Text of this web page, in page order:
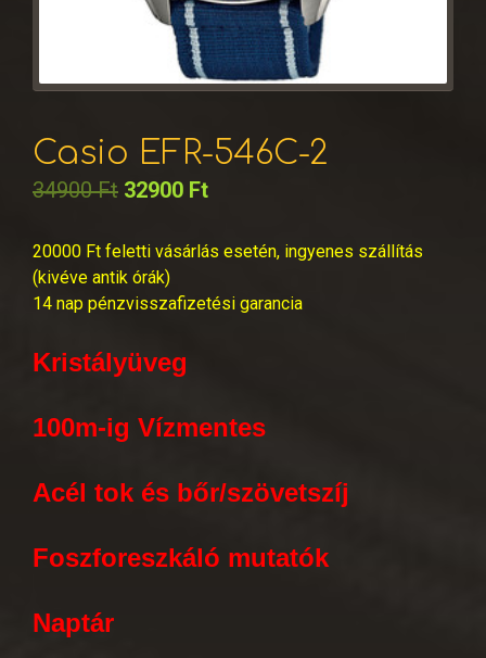
Casio EFR-546C-2
34900Ft 32900 Ft
20000 Ft feletti vásárlás esetén, ingyenes szállítás
(kivéve antik órák)
14 nap pénzvisszafizetési garancia
Kristályüveg
100m-ig Vízmentes
Acél tok és bőr/szövetszíj
Foszforeszkáló mutatók
Naptár